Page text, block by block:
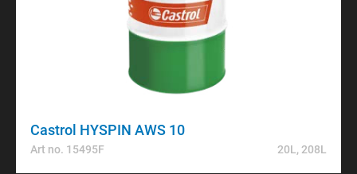
Castrol HYSPIN AWS 10
Art no. 15495F 20L, 208L